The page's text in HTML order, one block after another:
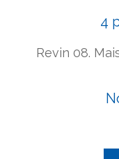
4
Revin 08.